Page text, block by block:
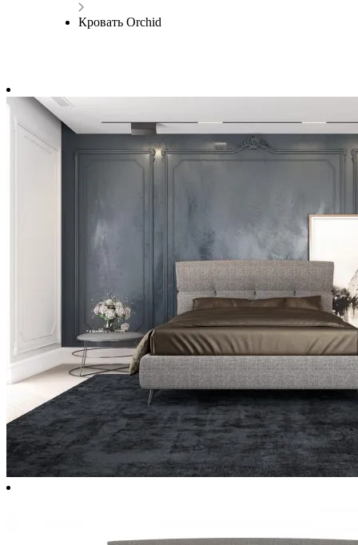
Кровать Orchid